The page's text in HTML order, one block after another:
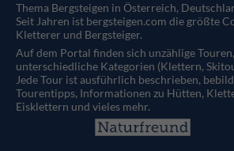
Thema Bergsteigen in Österreich,
Seit Jahren ist bergsteigen.com die größte
Kletterer und Bergsteiger.
Auf dem Portal finden sich unzählige
unterschiedliche Kategorien (Klettern,
Jede Tour ist ausführlich beschrieben,
Tourentipps, Informationen zu Hütten,
Eisklettern und vieles mehr.